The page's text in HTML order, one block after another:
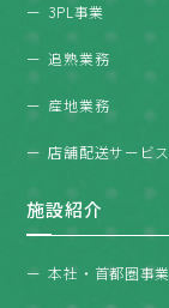
3PL事業
追熟業務
産地業務
店舗配送サービス
施設紹介
本社・首都圏事